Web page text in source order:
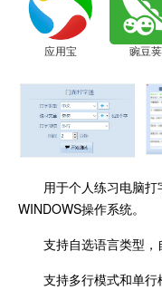
应用宝 豌豆荚
用于个人练习电脑
WINDOWS操作系统。
支持自选语言类型，
支持多行模式和单行